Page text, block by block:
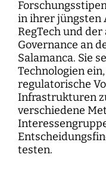
in ihrer jüngsten
RegTech und
Governance an
Salamanca. Sie
Technologien
regulatorische
Infrastrukturen
verschiedene
testen.